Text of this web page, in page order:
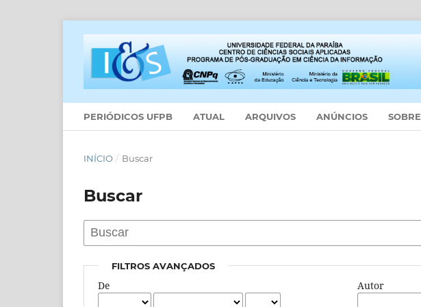
PERIÓDICOS UFPB ATUAL ARQUIVOS ANÚNCIOS SOBRE
INÍCIO / Buscar
Buscar
FILTROS AVANÇADOS
De Autor